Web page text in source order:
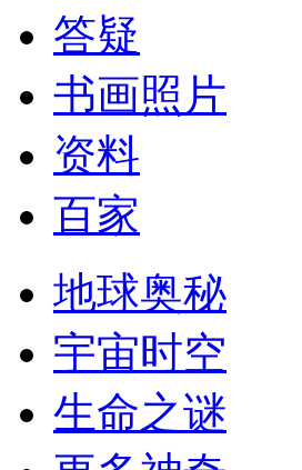
答疑
书画照片
资料
百家
地球奥秘
宇宙时空
生命之谜